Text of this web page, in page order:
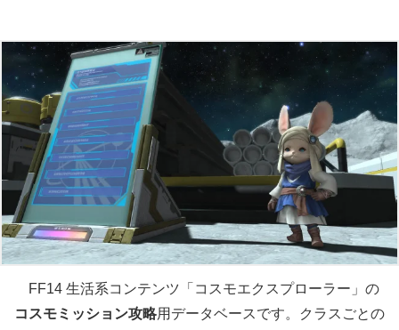
FF14 生活系コンテンツ「コスモエクスプローラー」の
コスモミッション攻略用データベースです。クラスごとの